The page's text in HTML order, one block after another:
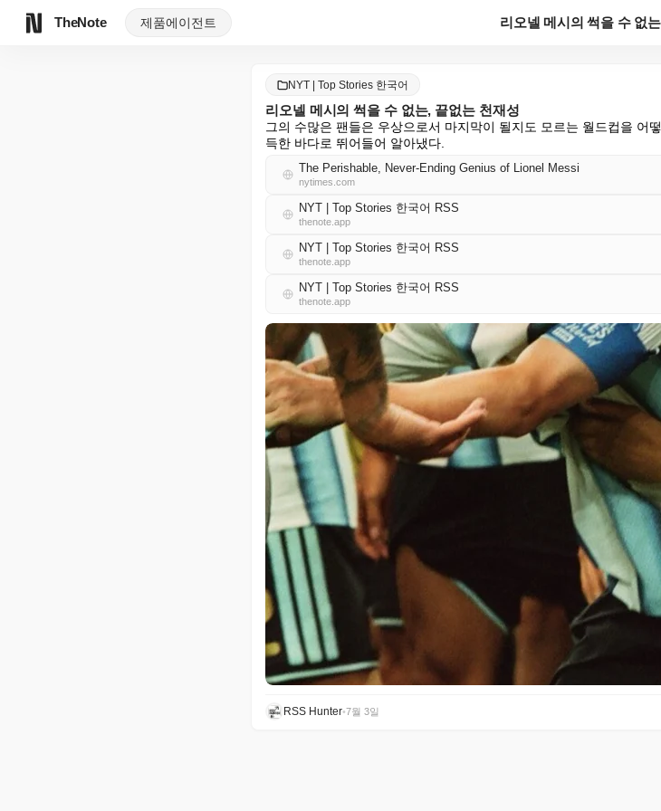
TheNote 제품에이전트
NYT | Top Stories 한국어
리오넬 메시의 썩을 수 없는, 끝없는 천재성
그의 수많은 팬들은 우상으로서 마지막이 될지도 모르는 월드컵을 어
득한 바다로 뛰어들어 알아냈다.
The Perishable, Never-Ending Genius of Lionel Messi
nytimes.com
NYT | Top Stories 한국어 RSS
thenote.app
NYT | Top Stories 한국어 RSS
thenote.app
NYT | Top Stories 한국어 RSS
thenote.app
RSS Hunter•7월 3일